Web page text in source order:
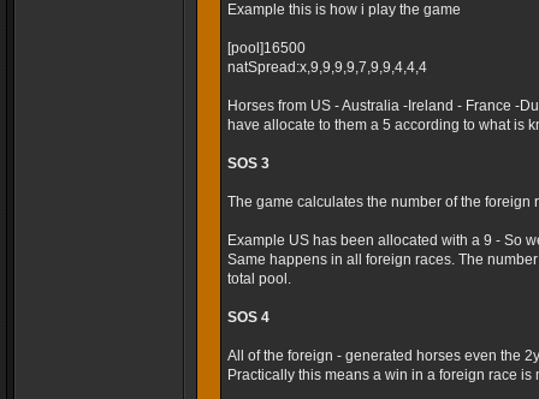
Example this is how i play the game
[pool]16500
natSpread:x,9,9,9,9,7,9,9,4,4,4
Horses from US - Australia -Ireland - France -
have allocate to them a 5 according to what is
SOS 3
The game calculates the number of the foreign
Example US has been allocated with a 9 - So
Same happens in all foreign races. The
total pool.
SOS 4
All of the foreign - generated horses even the
Practically this means a win in a foreign race is